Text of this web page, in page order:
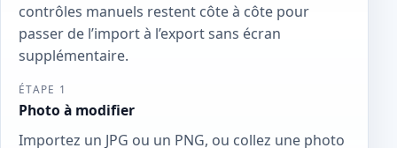
contrôles manuels restent côte à côte pour
passer de l’import à l’export sans écran
supplémentaire.
ÉTAPE 1
Photo à modifier
Importez un JPG ou un PNG, ou collez une photo